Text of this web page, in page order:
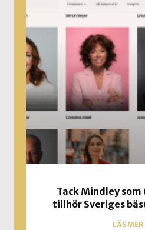
Tack Mindley
tillhör Sveriges
LÄS